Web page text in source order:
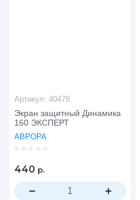
Экран защитный Динамика
160 ЭКСПЕРТ
АВРОРА
Артикул: 40478
440 р.